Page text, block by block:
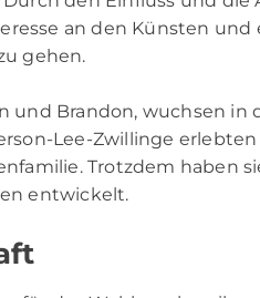
an den Künsten
gehen.
und Brandon, wuchsen
Lee-Zwillinge
Trotzdem haben
entwickelt.